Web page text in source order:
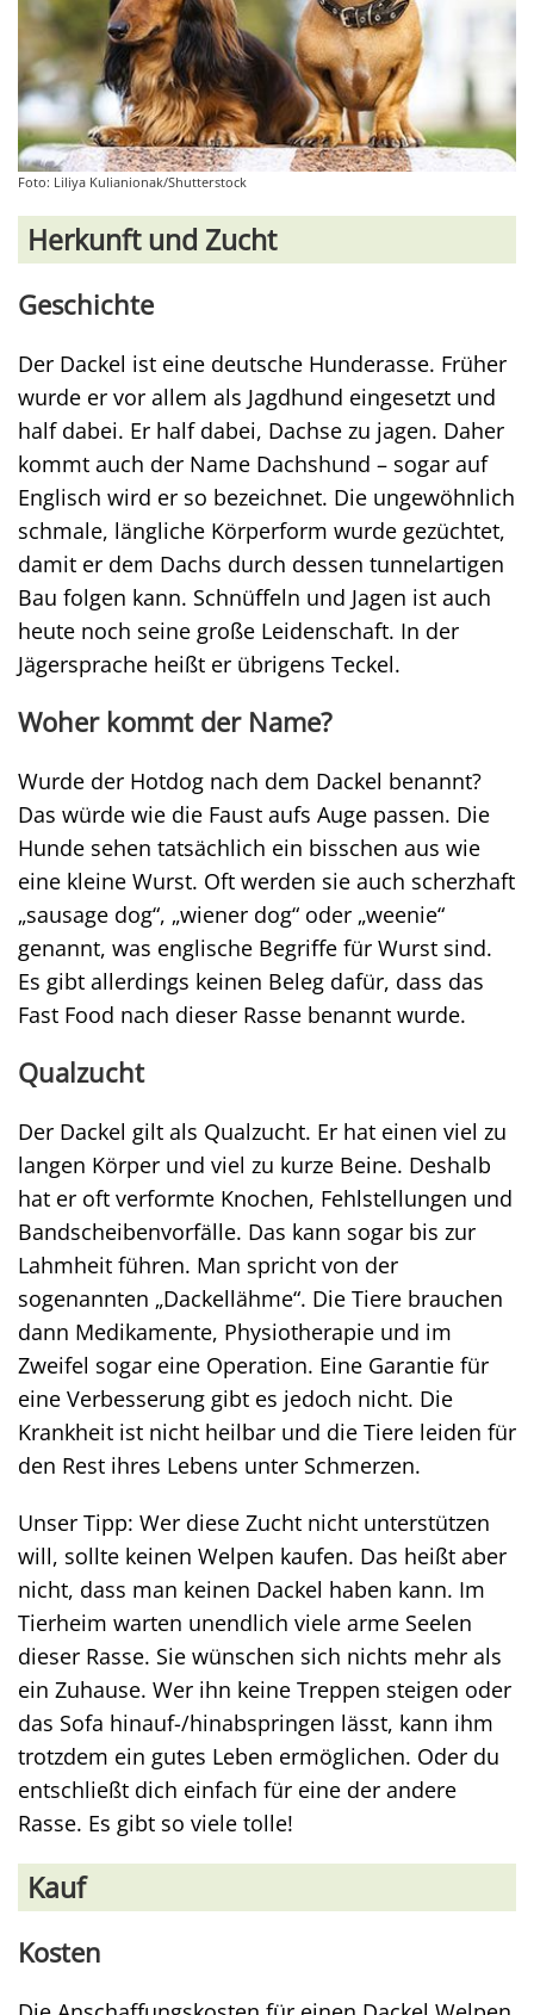
Foto: Liliya Kulianionak/Shutterstock
Herkunft und Zucht
Geschichte
Der Dackel ist eine deutsche Hunderasse. Früher
wurde er vor allem als Jagdhund eingesetzt und
half dabei. Er half dabei, Dachse zu jagen. Daher
kommt auch der Name Dachshund – sogar auf
Englisch wird er so bezeichnet. Die ungewöhnlich
schmale, längliche Körperform wurde gezüchtet,
damit er dem Dachs durch dessen tunnelartigen
Bau folgen kann. Schnüffeln und Jagen ist auch
heute noch seine große Leidenschaft. In der
Jägersprache heißt er übrigens Teckel.
Woher kommt der Name?
Wurde der Hotdog nach dem Dackel benannt?
Das würde wie die Faust aufs Auge passen. Die
Hunde sehen tatsächlich ein bisschen aus wie
eine kleine Wurst. Oft werden sie auch scherzhaft
„sausage dog“, „wiener dog“ oder „weenie“
genannt, was englische Begriffe für Wurst sind.
Es gibt allerdings keinen Beleg dafür, dass das
Fast Food nach dieser Rasse benannt wurde.
Qualzucht
Der Dackel gilt als Qualzucht. Er hat einen viel zu
langen Körper und viel zu kurze Beine. Deshalb
hat er oft verformte Knochen, Fehlstellungen und
Bandscheibenvorfälle. Das kann sogar bis zur
Lahmheit führen. Man spricht von der
sogenannten „Dackellähme“. Die Tiere brauchen
dann Medikamente, Physiotherapie und im
Zweifel sogar eine Operation. Eine Garantie für
eine Verbesserung gibt es jedoch nicht. Die
Krankheit ist nicht heilbar und die Tiere leiden für
den Rest ihres Lebens unter Schmerzen.
Unser Tipp: Wer diese Zucht nicht unterstützen
will, sollte keinen Welpen kaufen. Das heißt aber
nicht, dass man keinen Dackel haben kann. Im
Tierheim warten unendlich viele arme Seelen
dieser Rasse. Sie wünschen sich nichts mehr als
ein Zuhause. Wer ihn keine Treppen steigen oder
das Sofa hinauf-/hinabspringen lässt, kann ihm
trotzdem ein gutes Leben ermöglichen. Oder du
entschließt dich einfach für eine der andere
Rasse. Es gibt so viele tolle!
Kauf
Kosten